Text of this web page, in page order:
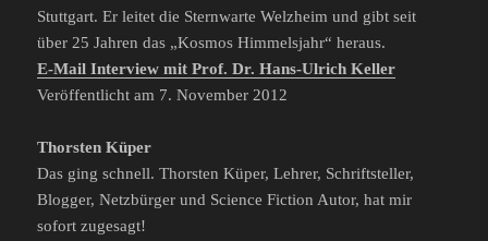
Stuttgart. Er leitet die Sternwarte Welzheim und gibt seit
über 25 Jahren das „Kosmos Himmelsjahr“ heraus.
E-Mail Interview mit Prof. Dr. Hans-Ulrich Keller
Veröffentlicht am 7. November 2012
Thorsten Küper
Das ging schnell. Thorsten Küper, Lehrer, Schriftsteller,
Blogger, Netzbürger und Science Fiction Autor, hat mir
sofort zugesagt!